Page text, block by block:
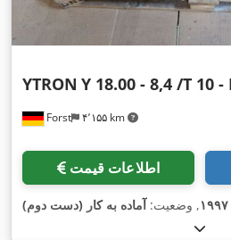
Forst ۴٬۱۵۵ km
YTRON Y 18.00 - 8,4 /T 10 -
اطلاعات قیمت
۱۹۹۷, وضعیت: آماده به کار (دست دوم)